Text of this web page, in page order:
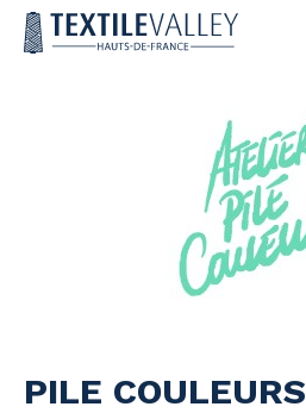
PILE COULEURS